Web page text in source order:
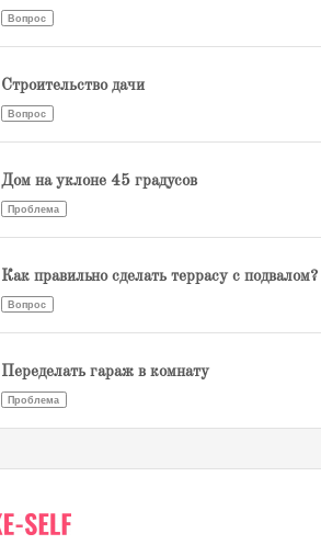
Вопрос
Строительство дачи
Вопрос
Дом на уклоне 45 градусов
Проблема
Как правильно сделать террасу с подвалом?
Вопрос
Переделать гараж в комнату
Проблема